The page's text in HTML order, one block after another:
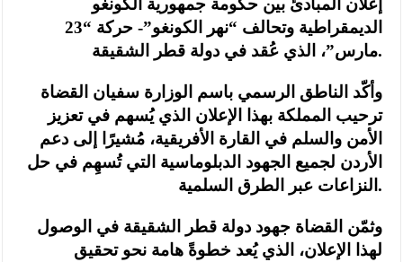
إعلان المبادئ بين حكومة جمهورية الكونغو
الديمقراطية وتحالف “نهر الكونغو”- حركة “23
مارس”، الذي عُقد في دولة قطر الشقيقة.
وأكّد الناطق الرسمي باسم الوزارة سفيان القضاة
ترحيب المملكة بهذا الإعلان الذي يُسهم في تعزيز
الأمن والسلم في القارة الأفريقية، مُشيرًا إلى دعم
الأردن لجميع الجهود الدبلوماسية التي تُسهِم في حل
النزاعات عبر الطرق السلمية.
وثمّن القضاة جهود دولة قطر الشقيقة في الوصول
لهذا الإعلان، الذي يُعد خطوةً هامة نحو تحقيق